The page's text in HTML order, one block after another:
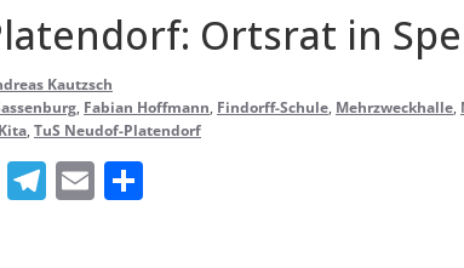
Orts­rat in
Kautzsch
, Fabian Hoffmann, Findorff-Schule, Mehrzweckhalle,
, TuS Neudof-Platendorf
T T E